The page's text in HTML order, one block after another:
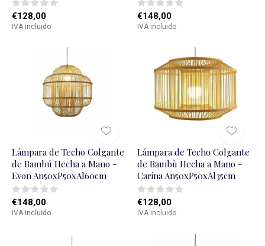
€128,00
IVA incluido
€148,00
IVA incluido
Lámpara de Techo Colgante
de Bambú Hecha a Mano -
Evon An50xP50xAl60cm
€148,00
IVA incluido
Lámpara de Techo Colgante
de Bambù Hecha a Mano -
Carina An50xP50xAl35cm
€128,00
IVA incluido